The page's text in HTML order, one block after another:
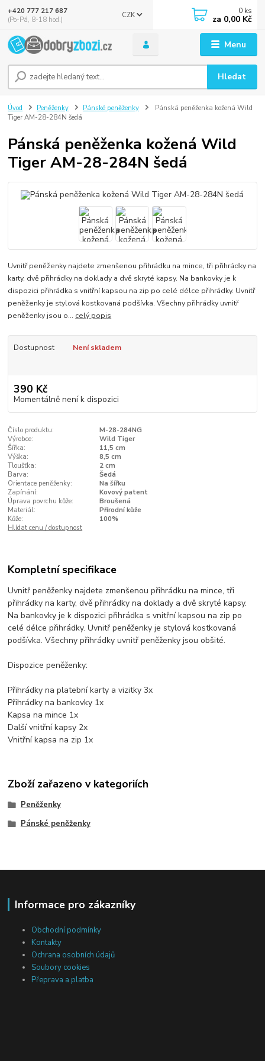
Menu
CZK
Hledat
+420 777 217 687
(Po-Pá, 8-18 hod.)
0 ks
za 0,00 Kč
Úvod Peněženky Pánské peněženky
Pánská peněženka kožená Wild
Tiger AM-28-284N šedá
Pánská peněženka kožená Wild
Tiger AM-28-284N šedá
Uvnitř peněženky najdete zmenšenou přihrádku na mince, tři přihrádky na
karty, dvě přihrádky na doklady a dvě skryté kapsy. Na bankovky je k
dispozici přihrádka s vnitřní kapsou na zip po celé délce přihrádky. Uvnitř
peněženky je stylová kostkovaná podšívka. Všechny přihrádky uvnitř
peněženky jsou o... celý popis
Dostupnost Není skladem
390 Kč
Momentálně není k dispozici
Číslo produktu:
M-28-284NG
Výrobce:
Wild Tiger
Šířka:
11,5 cm
Výška:
8,5 cm
Tloušťka:
2 cm
Barva:
Šedá
Orientace peněženky:
Na šířku
Zapínání:
Kovový patent
Úprava povrchu kůže:
Broušená
Materiál:
Přírodní kůže
Kůže:
100%
Hlídat cenu / dostupnost
Kompletní specifikace
Uvnitř peněženky najdete zmenšenou přihrádku na mince, tři
přihrádky na karty, dvě přihrádky na doklady a dvě skryté kapsy.
Na bankovky je k dispozici přihrádka s vnitřní kapsou na zip po
celé délce přihrádky. Uvnitř peněženky je stylová kostkovaná
podšívka. Všechny přihrádky uvnitř peněženky jsou obšité.
Dispozice peněženky:
Přihrádky na platební karty a vizitky 3x
Přihrádky na bankovky 1x
Kapsa na mince 1x
Další vnitřní kapsy 2x
Vnitřní kapsa na zip 1x
Zboží zařazeno v kategoriích
Peněženky
Pánské peněženky
Informace pro zákazníky
Obchodní podmínky
Kontakty
Ochrana osobních údajů
Soubory cookies
Přeprava a platba